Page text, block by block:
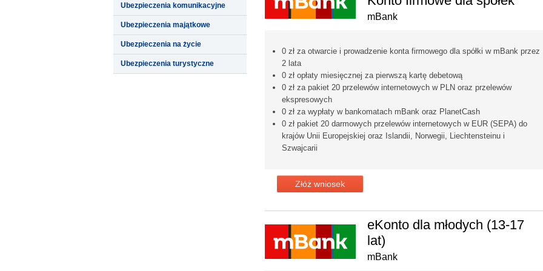
Ubezpieczenia komunikacyjne
Ubezpieczenia majątkowe
Ubezpieczenia na życie
Ubezpieczenia turystyczne
mBank
0 zł za otwarcie i prowadzenie konta firmowego dla spółki w mBank przez
2 lata
0 zł opłaty miesięcznej za pierwszą kartę debetową
0 zł za pakiet 20 przelewów internetowych w PLN oraz przelewów
ekspresowych
0 zł za wypłaty w bankomatach mBank oraz PlanetCash
0 zł pakiet 20 darmowych przelewów internetowych w EUR (SEPA) do
krajów Unii Europejskiej oraz Islandii, Norwegii, Liechtensteinu i
Szwajcarii
Złóż wniosek
eKonto dla młodych (13-17
lat)
mBank